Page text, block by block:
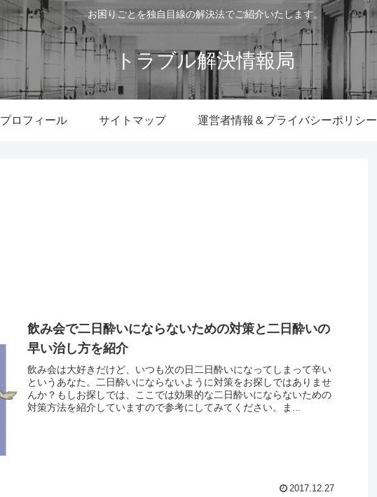
お困りごとを独自目線の解決法でご紹介いたします。
トラブル解決情報局
プロフィール サイトマップ 運営者情報＆プライバシーポリシー
飲み会で二日酔いにならないための対策と二日酔いの
早い治し方を紹介
飲み会は大好きだけど、いつも次の日二日酔いになってしまって辛い
というあなた。二日酔いにならないように対策をお探しではありませ
んか？もしお探しでは、ここでは効果的な二日酔いにならないための
対策方法を紹介していますので参考にしてみてください。ま...
2017.12.27